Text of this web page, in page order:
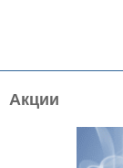
Акции